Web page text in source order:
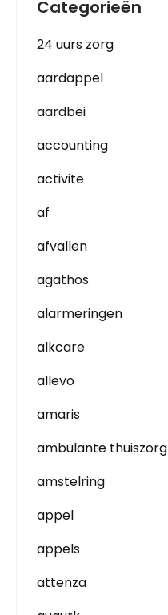
Categorieën
24 uurs zorg
aardappel
aardbei
accounting
activite
af
afvallen
agathos
alarmeringen
alkcare
allevo
amaris
ambulante thuiszorg
amstelring
appel
appels
attenza